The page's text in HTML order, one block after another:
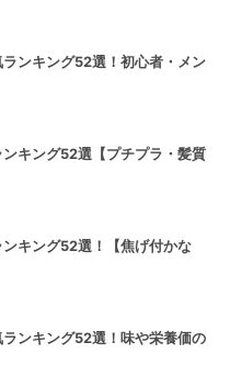
ンキング52選！初心者・メン
キング52選【プチプラ・髪質
キング52選！【焦げ付かな
ンキング52選！味や栄養価の